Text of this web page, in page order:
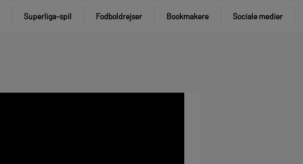
Superliga-spil Fodboldrejser Bookmakere Sociale medier